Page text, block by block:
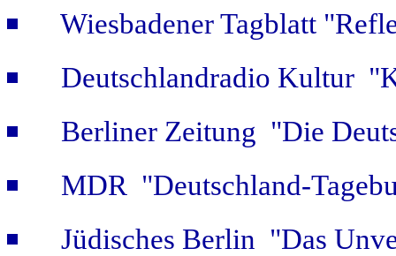
Wiesbadener Tagblatt
Deutschlandradio Kultur
Berliner Zeitung "Die
MDR "Deutschland-
Jüdisches Berlin "Das